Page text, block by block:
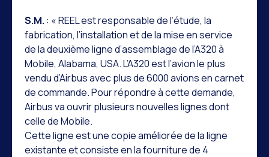
S.M. : « REEL est responsable de l’étude, la
fabrication, l’installation et de la mise en service
de la deuxième ligne d’assemblage de l’A320 à
Mobile, Alabama, USA. L’A320 est l’avion le plus
vendu d’Airbus avec plus de 6000 avions en carnet
de commande. Pour répondre à cette demande,
Airbus va ouvrir plusieurs nouvelles lignes dont
celle de Mobile.
Cette ligne est une copie améliorée de la ligne
existante et consiste en la fourniture de 4